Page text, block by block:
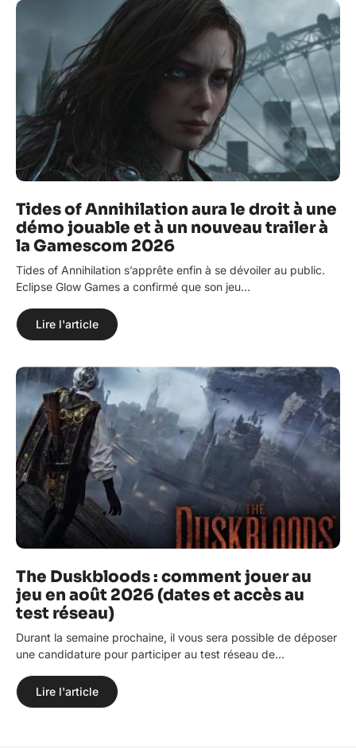
Tides of Annihilation aura le droit à une
démo jouable et à un nouveau trailer à
la Gamescom 2026
Tides of Annihilation s’apprête enfin à se dévoiler au public.
Eclipse Glow Games a confirmé que son jeu…
Lire l'article
The Duskbloods : comment jouer au
jeu en août 2026 (dates et accès au
test réseau)
Durant la semaine prochaine, il vous sera possible de déposer
une candidature pour participer au test réseau de…
Lire l'article